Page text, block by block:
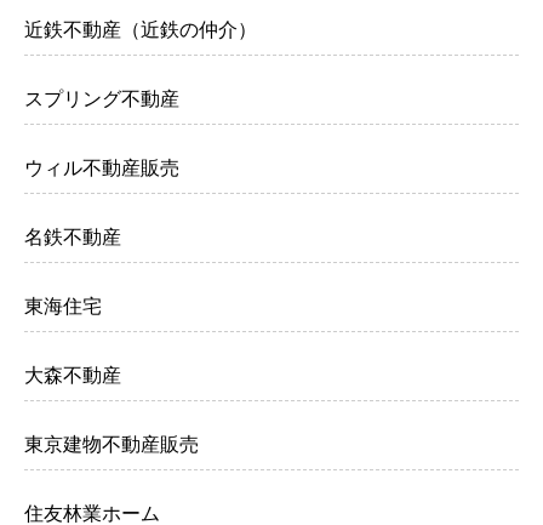
近鉄不動産（近鉄の仲介）
スプリング不動産
ウィル不動産販売
名鉄不動産
東海住宅
大森不動産
東京建物不動産販売
住友林業ホーム